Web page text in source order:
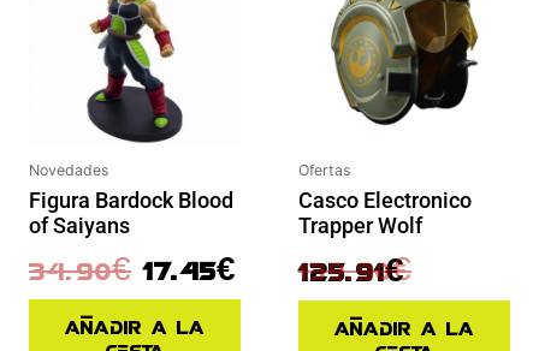
Novedades
Figura Bardock Blood
of Saiyans
34.90€ 17.45€
Añadir a la
Ofertas
Casco Electronico
Trapper Wolf
139.90€
125.91€
Añadir a la